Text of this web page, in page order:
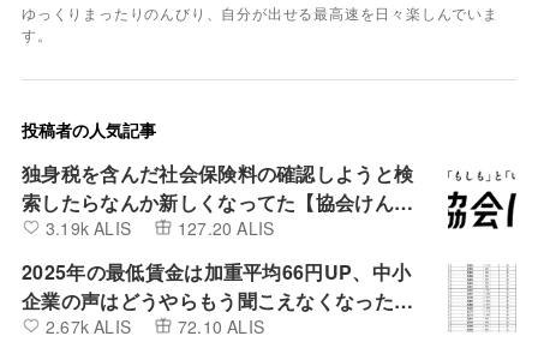
ゆっくりまったりのんびり、自分が出せる最高速を日々楽しんでいま
す。
投稿者の人気記事
独身税を含んだ社会保険料の確認しようと検
索したらなんか新しくなってた【協会けん
ぽ】3.19k ALIS 127.20 ALIS
2025年の最低賃金は加重平均66円UP、中小
企業の声はどうやらもう聞こえなくなったよ
うです。
2.67k ALIS 72.10 ALIS